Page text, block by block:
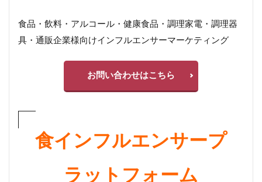
食品・飲料・アルコール・健康食品・調理家電・調理器
具・通販企業様向けインフルエンサーマーケティング
お問い合わせはこちら
食インフルエンサープ
ラットフォーム